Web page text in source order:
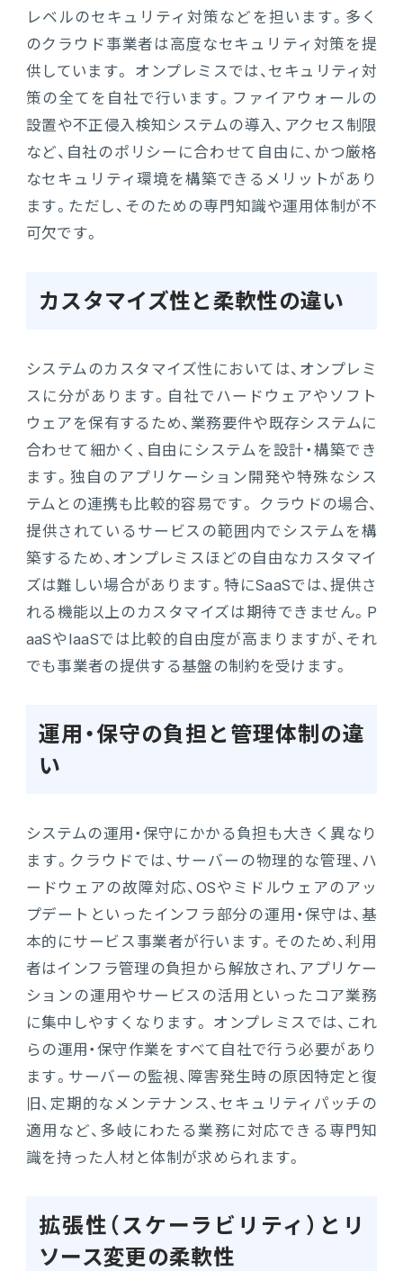
レベルのセキュリティ対策などを担います。多く
のクラウド事業者は高度なセキュリティ対策を提
供しています。 オンプレミスでは、セキュリティ対
策の全てを自社で行います。ファイアウォールの
設置や不正侵入検知システムの導入、アクセス制限
など、自社のポリシーに合わせて自由に、かつ厳格
なセキュリティ環境を構築できるメリットがあり
ます。ただし、そのための専門知識や運用体制が不
可欠です。
カスタマイズ性と柔軟性の違い
システムのカスタマイズ性においては、オンプレミ
スに分があります。自社でハードウェアやソフト
ウェアを保有するため、業務要件や既存システムに
合わせて細かく、自由にシステムを設計・構築でき
ます。独自のアプリケーション開発や特殊なシス
テムとの連携も比較的容易です。 クラウドの場合、
提供されているサービスの範囲内でシステムを構
築するため、オンプレミスほどの自由なカスタマイ
ズは難しい場合があります。特にSaaSでは、提供さ
れる機能以上のカスタマイズは期待できません。P
aaSやIaaSでは比較的自由度が高まりますが、それ
でも事業者の提供する基盤の制約を受けます。
運用・保守の負担と管理体制の違
い
システムの運用・保守にかかる負担も大きく異なり
ます。クラウドでは、サーバーの物理的な管理、ハ
ードウェアの故障対応、OSやミドルウェアのアッ
プデートといったインフラ部分の運用・保守は、基
本的にサービス事業者が行います。そのため、利用
者はインフラ管理の負担から解放され、アプリケー
ションの運用やサービスの活用といったコア業務
に集中しやすくなります。 オンプレミスでは、これ
らの運用・保守作業をすべて自社で行う必要があり
ます。サーバーの監視、障害発生時の原因特定と復
旧、定期的なメンテナンス、セキュリティパッチの
適用など、多岐にわたる業務に対応できる専門知
識を持った人材と体制が求められます。
拡張性（スケーラビリティ）とリ
ソース変更の柔軟性